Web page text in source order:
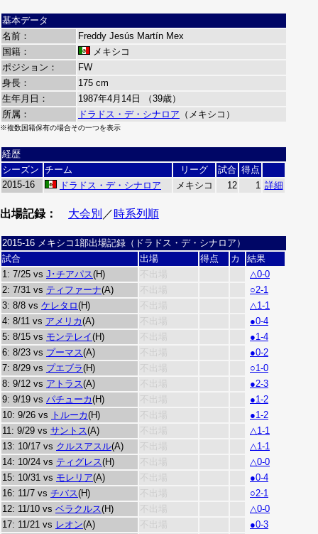
基本データ
名前：
Freddy Jesús Martín Mex
国籍：
メキシコ
ポジション：
FW
身長：
175 cm
生年月日：
1987年4月14日 （39歳）
所属：
ドラドス・デ・シナロア （メキシコ）
※複数国籍保有の場合その一つを表示
経歴
シーズン チーム リーグ 試合 得点
2015-16
ドラドス・デ・シナロア メキシコ 12 1 詳細
出場記録： 大会別 ／時系列順
2015-16 メキシコ1部出場記録（ドラドス・デ・シナロア）
試合
出場 得点 カ
結果
1: 7/25 vs J･チアパス(H) 不出場
△0-0
2: 7/31 vs ティファーナ(A) 不出場
○2-1
3: 8/8 vs ケレタロ(H) 不出場
△1-1
4: 8/11 vs アメリカ(A) 不出場
●0-4
5: 8/15 vs モンテレイ(H) 不出場
●1-4
6: 8/23 vs プーマス(A) 不出場
●0-2
7: 8/29 vs プエブラ(H) 不出場
○1-0
8: 9/12 vs アトラス(A) 不出場
●2-3
9: 9/19 vs パチューカ(H) 不出場
●1-2
10: 9/26 vs トルーカ(H) 不出場
●1-2
11: 9/29 vs サントス(A) 不出場
△1-1
13: 10/17 vs クルスアスル(A) 不出場
△1-1
14: 10/24 vs ティグレス(H) 不出場
△0-0
15: 10/31 vs モレリア(A) 不出場
●0-4
16: 11/7 vs チバス(H) 不出場
○2-1
12: 11/10 vs ベラクルス(H) 不出場
△0-0
17: 11/21 vs レオン(A) 不出場
●0-3